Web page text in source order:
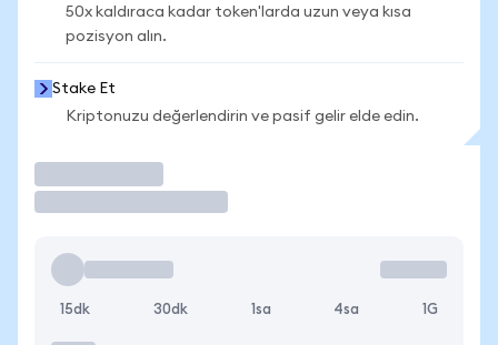
50x kaldıraca kadar token'larda uzun veya kısa
pozisyon alın.
Stake Et
Kriptonuzu değerlendirin ve pasif gelir elde edin.
15dk 30dk 1sa 4sa 1G